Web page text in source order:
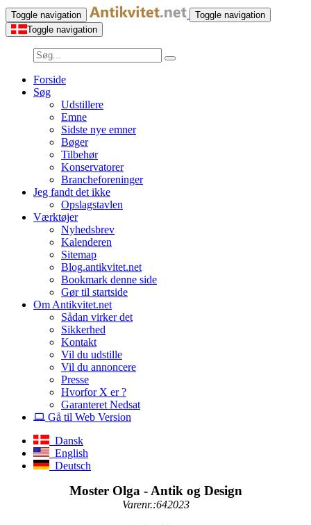
Toggle navigation
Toggle navigation
Toggle navigation
Forside
Søg
Udstillere
Emne
Sidste nye emner
Bøger
Tilbehør
Konservatorer
Brancheforeninger
Jeg fandt det ikke
Opslagstavlen
Værktøjer
Nyhedsbrev
Kalenderen
Sitemap
Blog.antikvitet.net
Bookmark denne side
Gør til startside
Om Antikvitet.net
Sådan virker det
Sikkerhed
Kontakt
Vil du udstille
Vil du annoncere
Presse
Hvorfor X er ?
Garanteret Nedsat
Gå til Web Version
Dansk
English
Deutsch
Moster Olga - Antik og Design
Varenr.:642023